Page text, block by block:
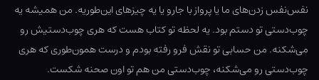
نفس‌نفس زدن‌های ما یا پرواز با جارو یا یه چیزهای این‌طوریه. من همیشه یه
چوب‌دستی تو دستم بود. یه لحظه تو کتاب هست که هری چوب‌دستیش رو
می‌شکنه. من حسابی تو نقش فرو رفته بودم و درست همون‌طوری که هری
چوب‌دستی رو می‌شکنه، چوب‌دستی من هم تو اون صحنه شکست.